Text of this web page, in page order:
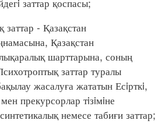
- Қазақстан
Қазақстан
шарттарына, соның
заттар туралы
жасалуға жататын Есiрткi,
прекурсорлар тiзiмiне
немесе табиғи заттар;